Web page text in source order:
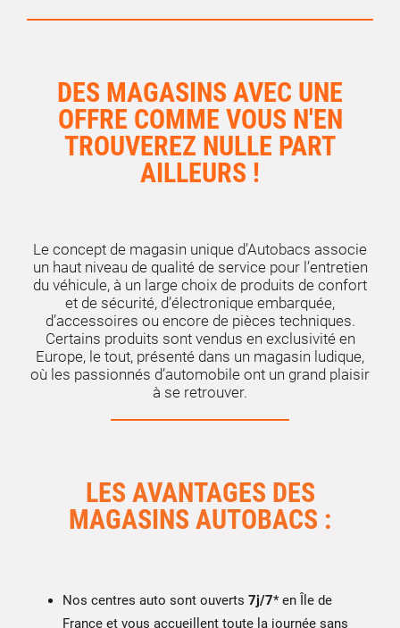
DES MAGASINS AVEC UNE
OFFRE COMME VOUS N'EN
TROUVEREZ NULLE PART
AILLEURS !
Le concept de magasin unique d’Autobacs associe
un haut niveau de qualité de service pour l’entretien
du véhicule, à un large choix de produits de confort
et de sécurité, d’électronique embarquée,
d’accessoires ou encore de pièces techniques.
Certains produits sont vendus en exclusivité en
Europe, le tout, présenté dans un magasin ludique,
où les passionnés d’automobile ont un grand plaisir
à se retrouver.
LES AVANTAGES DES
MAGASINS AUTOBACS :
Nos centres auto sont ouverts 7j/7* en Île de
France et vous accueillent toute la journée sans